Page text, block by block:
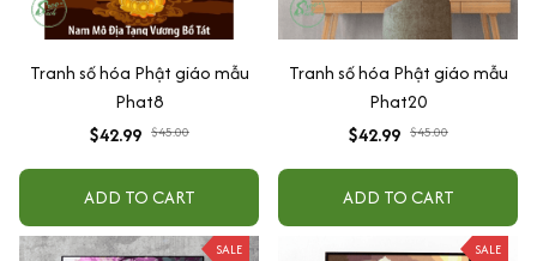
Tranh số hóa Phật giáo mẫu
Phat8
$42.99 $45.00
ADD TO CART
Tranh số hóa Phật giáo mẫu
Phat20
$42.99 $45.00
ADD TO CART
SALE SALE